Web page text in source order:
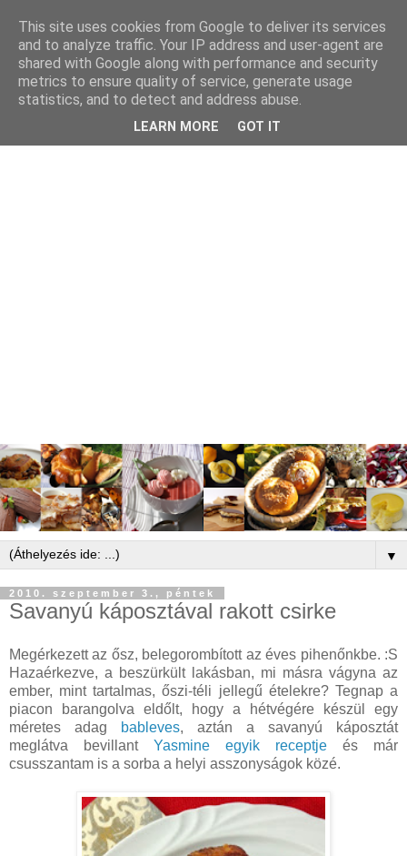
▼
2010. szeptember 3., péntek
Savanyú káposztával rakott csirke
Megérkezett az ősz, belegorombított az éves pihenőnkbe. :S
Hazaérkezve, a beszürkült lakásban, mi másra vágyna az
ember, mint tartalmas, őszi-téli jellegű ételekre? Tegnap a
piacon barangolva eldőlt, hogy a hétvégére készül egy
méretes adag
bableves, aztán a savanyú káposztát
meglátva bevillant Yasmine egyik receptje és már
csusszantam is a sorba a helyi asszonyságok közé.
This site uses cookies from Google to deliver its services
and to analyze traffic. Your IP address and user-agent are
shared with Google along with performance and security
metrics to ensure quality of service, generate usage
statistics, and to detect and address abuse.
LEARN MORE GOT IT